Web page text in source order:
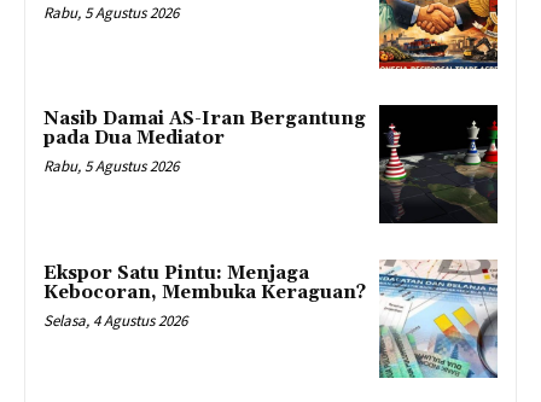
Rabu, 5 Agustus 2026
Nasib Damai AS-Iran Bergantung
pada Dua Mediator
Rabu, 5 Agustus 2026
Ekspor Satu Pintu: Menjaga
Kebocoran, Membuka Keraguan?
Selasa, 4 Agustus 2026